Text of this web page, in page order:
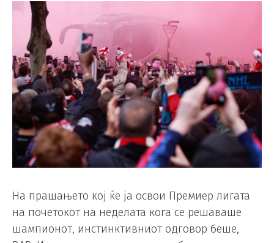
На прашањето кој ќе ја освои Премиер лигата
на почетокот на неделата кога се решаваше
шампионот, инстинктивниот одговор беше,